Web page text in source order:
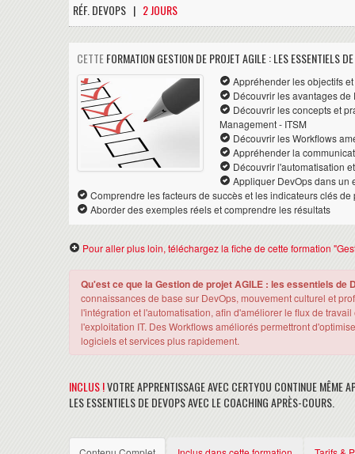
RÉF. DEVOPS | 2 JOURS
CETTEFORMATION GESTION DE PROJET AGILE : LES ESSENTIELS
Appréhender les objectifs
Découvrir les avantages
Découvrir les concepts et
Management - ITSM
Découvrir les Workflows
Appréhender la
Découvrir l'automatisation
Appliquer DevOps dans un
Comprendre les facteurs de succès et les indicateurs clés de
Aborder des exemples réels et comprendre les résultats
Pour aller plus loin, téléchargez la fiche de cette formation
Qu'est ce que la Gestion de projet AGILE : les essentiels de
connaissances de base sur DevOps, mouvement culturel et
l'intégration et l'automatisation, afin d'améliorer le flux de
l'exploitation IT. Des Workflows améliorés permettront
logiciels et services plus rapidement.
INCLUS !VOTRE APPRENTISSAGE AVEC CERTYOU CONTINUE MÊME
LES ESSENTIELS DE DEVOPS AVEC LE COACHING APRÈS-COURS.